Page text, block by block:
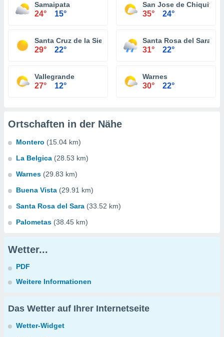
Samaipata
24° 15°
San Jose de Chiquitos
35° 24°
Santa Cruz de la Sierra
29° 22°
Santa Rosa del Sara
31° 22°
Vallegrande
27° 12°
Warnes
30° 22°
Ortschaften in der Nähe
Montero (15.04 km)
La Belgica (28.53 km)
Warnes (29.83 km)
Buena Vista (29.91 km)
Santa Rosa del Sara (33.52 km)
Palometas (38.45 km)
Wetter...
PDF
Weitere Informationen
Das Wetter auf Ihrer Internetseite
Wetter-Widget